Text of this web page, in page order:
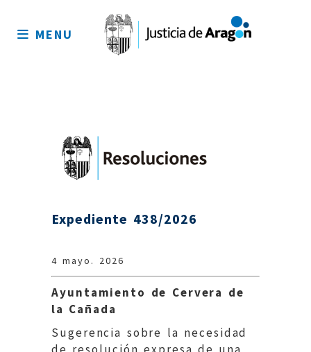
sitio
MENU
Expediente 438/2026
4 mayo. 2026
Ayuntamiento de Cervera de
la Cañada
Sugerencia sobre la necesidad